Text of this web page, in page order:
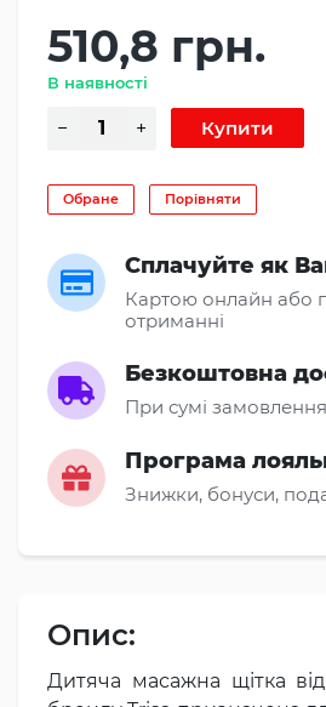
510,8 грн.
В наявності
Обране Порівняти
Сплачуйте як
Картою онлайн або
отриманні
Безкоштовна
При сумі
Програма
Знижки, бонуси,
Опис:
Дитяча масажна щітка